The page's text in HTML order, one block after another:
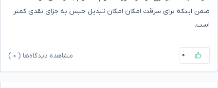
ضمن اینکه برای سرقت امکان امکان تبدیل حبس به جزای نقدی کمتر
است.
۰ مشاهده دیدگاه‌ها ( ۰